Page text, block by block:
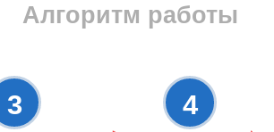
Алгоритм работы
3 4